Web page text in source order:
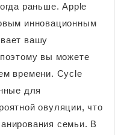
раньше. Apple
инновационным
вашу
вы можете
времени. Cycle
для
овуляции, что
семьи. В